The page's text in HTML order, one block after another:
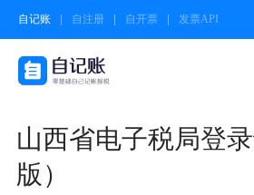
自记账 自注册 自开票 发票API
山西省电子税局登
版）